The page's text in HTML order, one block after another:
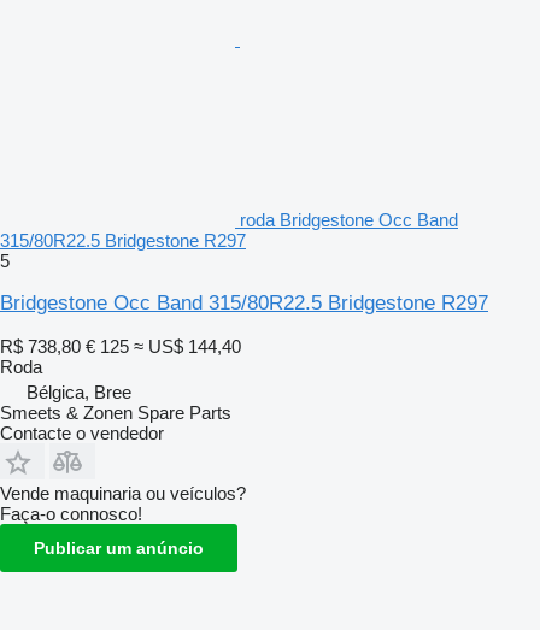
roda Bridgestone Occ Band
315/80R22.5 Bridgestone R297
5
Bridgestone Occ Band 315/80R22.5 Bridgestone R297
R$ 738,80 € 125 ≈ US$ 144,40
Roda
Bélgica, Bree
Smeets & Zonen Spare Parts
Contacte o vendedor
Vende maquinaria ou veículos?
Faça-o connosco!
Publicar um anúncio